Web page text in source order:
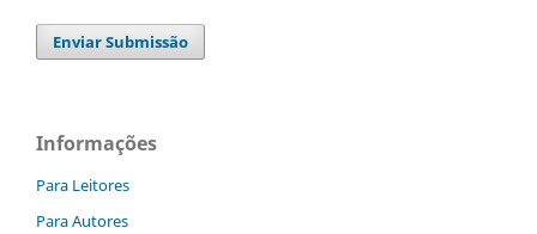
Enviar Submissão
Informações
Para Leitores
Para Autores